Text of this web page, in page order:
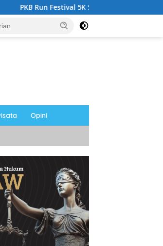
5K Semarakkan Magetan, Ribuan Pelari
Opini